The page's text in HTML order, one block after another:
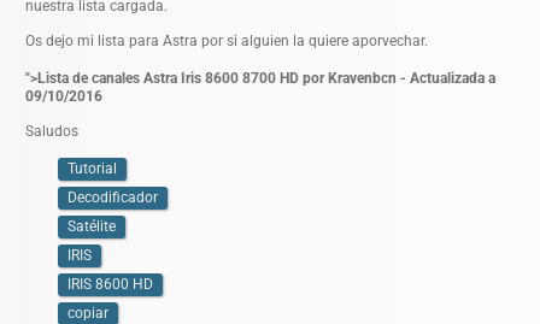
nuestra lista cargada.
Os dejo mi lista para Astra por si alguien la quiere aporvechar.
">Lista de canales Astra Iris 8600 8700 HD por Kravenbcn - Actualizada a
09/10/2016
Saludos
Tutorial
Decodificador
Satélite
IRIS
IRIS 8600 HD
copiar